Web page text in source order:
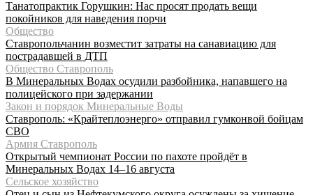
Танатопрактик Горушкин: Нас просят продать вещи
покойников для наведения порчи
Общество
Ставропольчанин возместит затраты на санавиацию для
пострадавшей в ДТП
Общество Ставрополь
В Минеральных Водах осудили разбойника, напавшего на
полицейского при задержании
Закон и порядок Минеральные Воды
Ставрополь: «Крайтеплоэнерго» отправил гумконвой бойцам
СВО
Армия Ставрополь
Открытый чемпионат России по пахоте пройдёт в
Минеральных Водах 14–16 августа
Сельское хозяйство